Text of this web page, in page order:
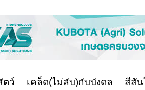
ตว์ เคล็ด(ไม่ลับ)กับบังดล สีสัน